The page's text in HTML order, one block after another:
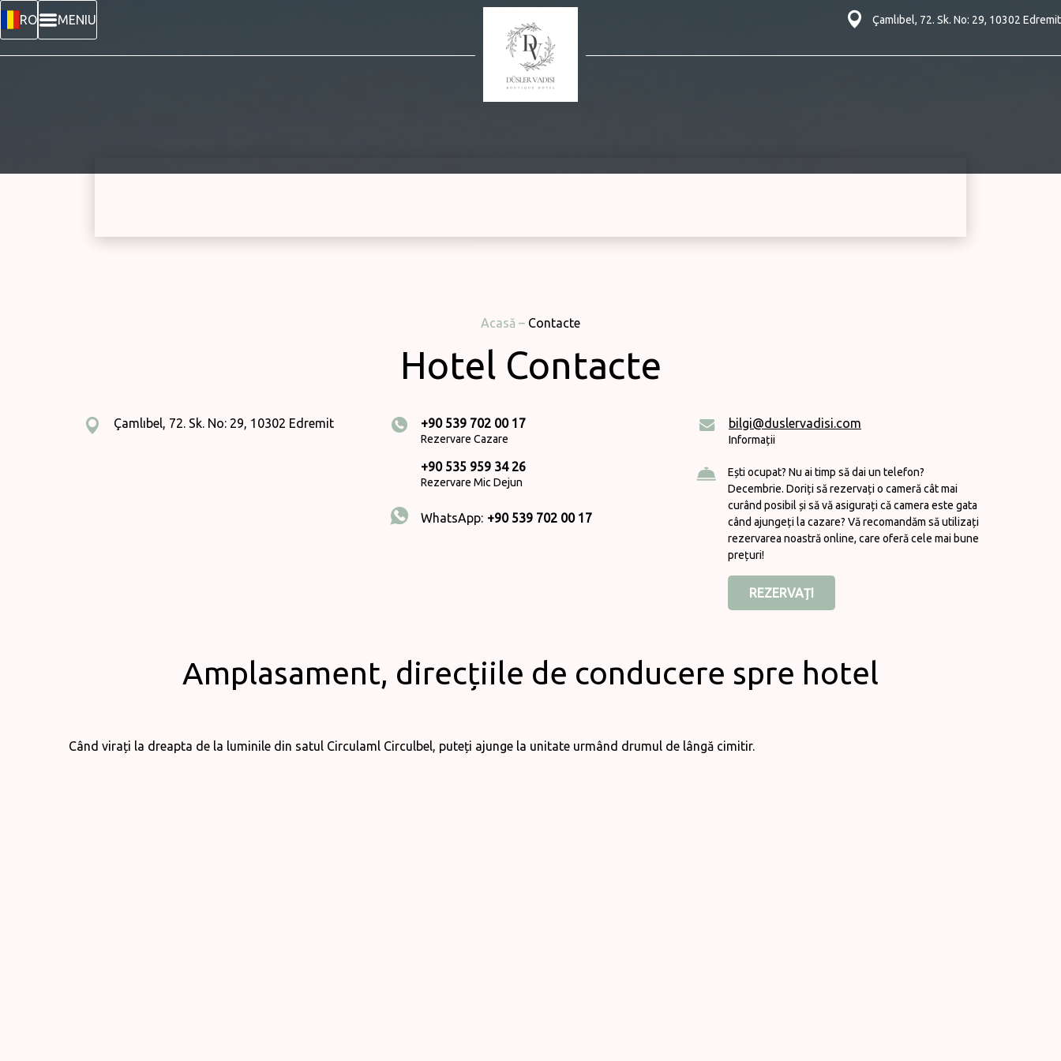
RO MENIU Çamlıbel, 72. Sk. No: 29, 10302 Edremit
Acasă – Contacte
Hotel Contacte
Çamlıbel, 72. Sk. No: 29, 10302 Edremit +90 539 702 00 17
Rezervare Cazare
+90 535 959 34 26
Rezervare Mic Dejun
WhatsApp: +90 539 702 00 17
bilgi@duslervadisi.com
Informații
Ești ocupat? Nu ai timp să dai un telefon?
Decembrie. Doriți să rezervați o cameră cât mai
curând posibil și să vă asigurați că camera este gata
când ajungeți la cazare? Vă recomandăm să utilizați
rezervarea noastră online, care oferă cele mai bune
prețuri!
REZERVAȚI
Amplasament, direcțiile de conducere spre hotel
Când virați la dreapta de la luminile din satul Circulaml Circulbel, puteți ajunge la unitate urmând drumul de lângă cimitir.